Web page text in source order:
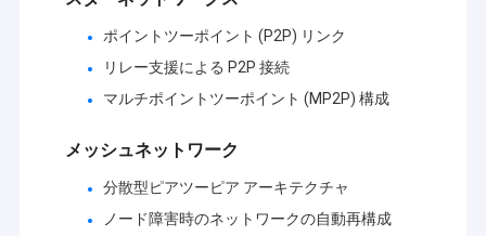
無線データ伝送
ほか
ポイントツーポイント (P2P) リンク
リレー支援による P2P 接続
マルチポイントツーポイント (MP2P) 構成
メッシュネットワーク
分散型ピアツーピア アーキテクチャ
ノード障害時のネットワークの自動再構成
ンドヘルドモバイルデータ&音声トランシーバー音声コー
ダー-デコーダー複数のシリアルポート複合接続,ポイント
からマルチポイントアドレスコーディングモジュール,お
よび石油/ガス,水/電力に広く使用されている他のシリー
明/地震/天気/環境保護,データ収集制御とGPS,測量,金融,
メタルギー/化学産業,産業プロセス制御自動化産業用ワイ
ヤレスイーサネットネットワークロボットが制御する多
経路の無線データリンク.